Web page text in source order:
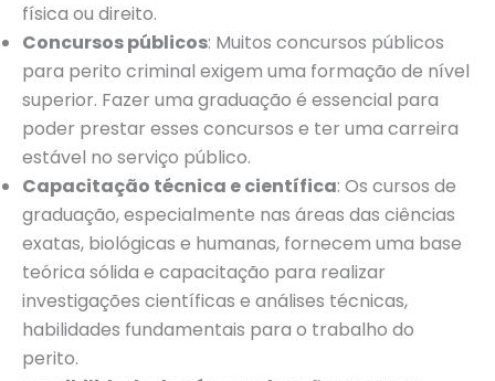
física ou direito.
Concursos públicos: Muitos concursos públicos
para perito criminal exigem uma formação de nível
superior. Fazer uma graduação é essencial para
poder prestar esses concursos e ter uma carreira
estável no serviço público.
Capacitação técnica e científica: Os cursos de
graduação, especialmente nas áreas das ciências
exatas, biológicas e humanas, fornecem uma base
teórica sólida e capacitação para realizar
investigações científicas e análises técnicas,
habilidades fundamentais para o trabalho do
perito.